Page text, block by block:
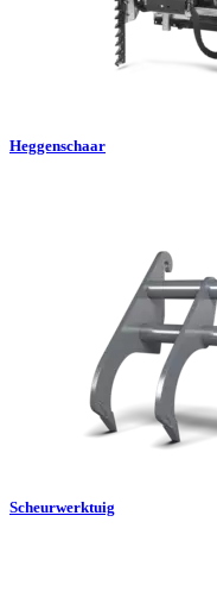
Heggenschaar
Scheurwerktuig